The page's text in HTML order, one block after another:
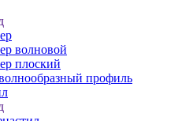
волновой
плоский
профиль